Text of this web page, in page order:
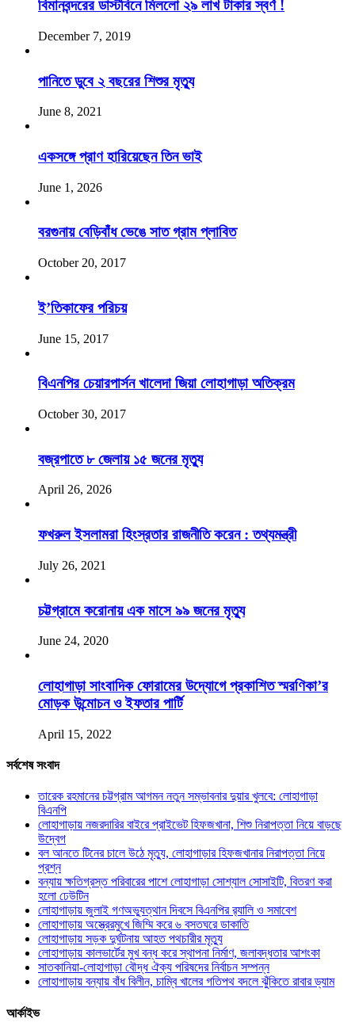
বিমানবন্দরের ডাস্টবিনে মিললো ২৯ লাখ টাকার স্বর্ণ !
December 7, 2019
পানিতে ডুবে ২ বছরের শিশুর মৃত্যু
June 8, 2021
একসঙ্গে প্রাণ হারিয়েছেন তিন ভাই
June 1, 2026
বরগুনায় বেড়িবাঁধ ভেঙে সাত গ্রাম প্লাবিত
October 20, 2017
ই’তিকাফের পরিচয়
June 15, 2017
বিএনপির চেয়ারপার্সন খালেদা জিয়া লোহাগাড়া অতিক্রম
October 30, 2017
বজ্রপাতে ৮ জেলায় ১৫ জনের মৃত্যু
April 26, 2026
ফখরুল ইসলামরা হিংস্রতার রাজনীতি করেন : তথ্যমন্ত্রী
July 26, 2021
চট্টগ্রামে করোনায় এক মাসে ৯৯ জনের মৃত্যু
June 24, 2020
লোহাগাড়া সাংবাদিক ফোরামের উদ্যোগে প্রকাশিত স্মরণিকা’র
মোড়ক উন্মোচন ও ইফতার পার্টি
April 15, 2022
সর্বশেষ সংবাদ
তারেক রহমানের চট্টগ্রাম আগমন নতুন সম্ভাবনার দুয়ার খুলবে: লোহাগাড়া
বিএনপি
লোহাগাড়ায় নজরদারির বাইরে প্রাইভেট হিফজখানা, শিশু নিরাপত্তা নিয়ে বাড়ছে
উদ্বেগ
বল আনতে টিনের চালে উঠে মৃত্যু, লোহাগাড়ার হিফজখানার নিরাপত্তা নিয়ে
প্রশ্ন
বন্যায় ক্ষতিগ্রস্ত পরিবারের পাশে লোহাগাড়া সোশ্যাল সোসাইটি, বিতরণ করা
হলো ঢেউটিন
লোহাগাড়ায় জুলাই গণঅভ্যুত্থান দিবসে বিএনপির র‌্যালি ও সমাবেশ
লোহাগাড়ায় অস্ত্রেরমুখে জিম্মি করে ৬ বসতঘরে ডাকাতি
লোহাগাড়ায় সড়ক দুর্ঘটনায় আহত পথচারীর মৃত্যু
লোহাগাড়ায় কালভার্টের মুখ বন্ধ করে স্থাপনা নির্মাণ, জলাবদ্ধতার আশংকা
সাতকানিয়া-লোহাগাড়া বৌদ্ধ ঐক্য পরিষদের নির্বাচন সম্পন্ন
লোহাগাড়ায় বন্যায় বাঁধ বিলীন, চাম্বি খালের গতিপথ বদলে ঝুঁকিতে রাবার ড্যাম
আর্কাইভ